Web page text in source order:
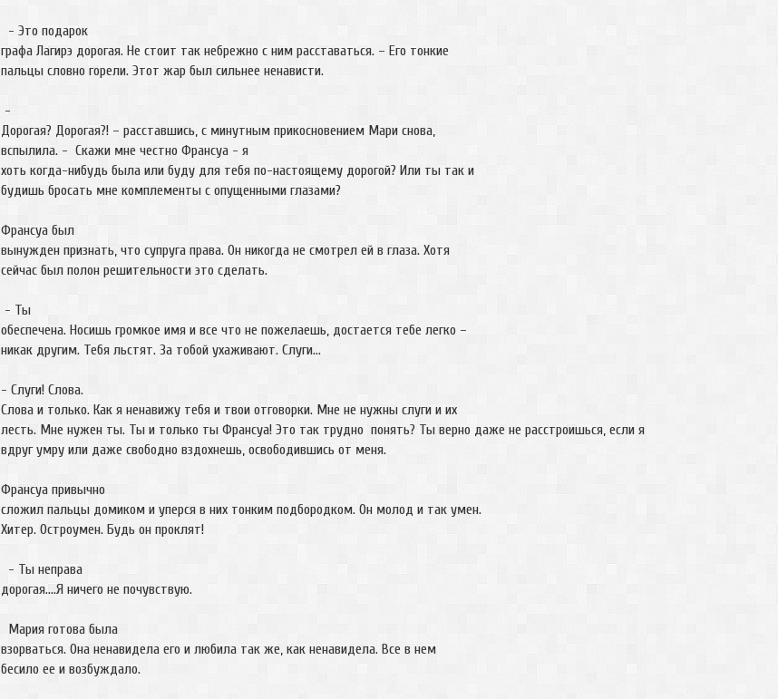
- Это подарок
графа Лагирэ дорогая. Не стоит так небрежно с ним расставаться. – Его тонкие
пальцы словно горели. Этот жар был сильнее ненависти.
-
Дорогая? Дорогая?! – расставшись, с минутным прикосновением Мари снова,
вспылила. - Скажи мне честно Франсуа - я
хоть когда-нибудь была или буду для тебя по-настоящему дорогой? Или ты так и
будишь бросать мне комплементы с опущенными глазами?
Франсуа был
вынужден признать, что супруга права. Он никогда не смотрел ей в глаза. Хотя
сейчас был полон решительности это сделать.
- Ты
обеспечена. Носишь громкое имя и все что не пожелаешь, достается тебе легко –
никак другим. Тебя льстят. За тобой ухаживают. Слуги…
- Слуги! Слова.
Слова и только. Как я ненавижу тебя и твои отговорки. Мне не нужны слуги и их
лесть. Мне нужен ты. Ты и только ты Франсуа! Это так трудно понять? Ты верно даже не расстроишься, если я
вдруг умру или даже свободно вздохнешь, освободившись от меня.
Франсуа привычно
сложил пальцы домиком и уперся в них тонким подбородком. Он молод и так умен.
Хитер. Остроумен. Будь он проклят!
- Ты неправа
дорогая….Я ничего не почувствую.
Мария готова была
взорваться. Она ненавидела его и любила так же, как ненавидела. Все в нем
бесило ее и возбуждало.